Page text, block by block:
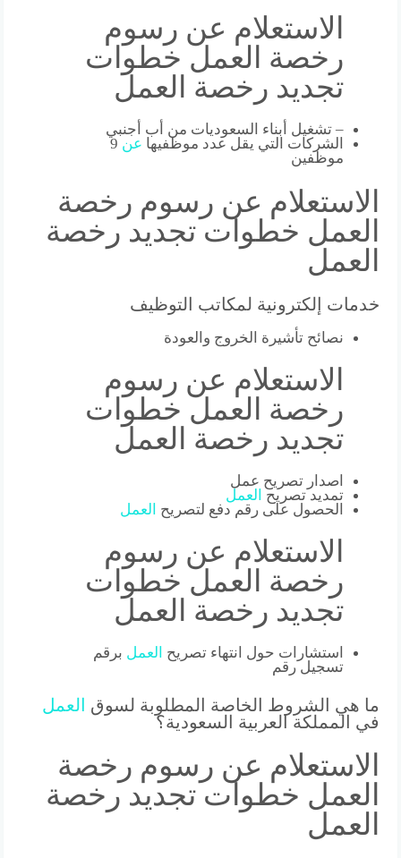
الاستعلام عن رسوم
رخصة العمل خطوات
تجديد رخصة العمل
– تشغيل أبناء السعوديات من أب أجنبي
الشركات التي يقل عدد موظفيها عن 9
موظفين
الاستعلام عن رسوم رخصة
العمل خطوات تجديد رخصة
العمل
خدمات إلكترونية لمكاتب التوظيف
نصائح تأشيرة الخروج والعودة
الاستعلام عن رسوم
رخصة العمل خطوات
تجديد رخصة العمل
اصدار تصريح عمل
تمديد تصريح
العمل
الحصول على رقم دفع لتصريح
العمل
الاستعلام عن رسوم
رخصة العمل خطوات
تجديد رخصة العمل
استشارات حول انتهاء تصريح العمل برقم
تسجيل رقم
ما هي الشروط الخاصة المطلوبة لسوق
العمل
في المملكة العربية السعودية؟
الاستعلام عن رسوم رخصة
العمل خطوات تجديد رخصة
العمل